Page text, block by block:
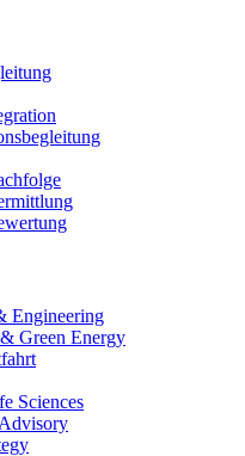
Engineering
Green Energy
Sciences